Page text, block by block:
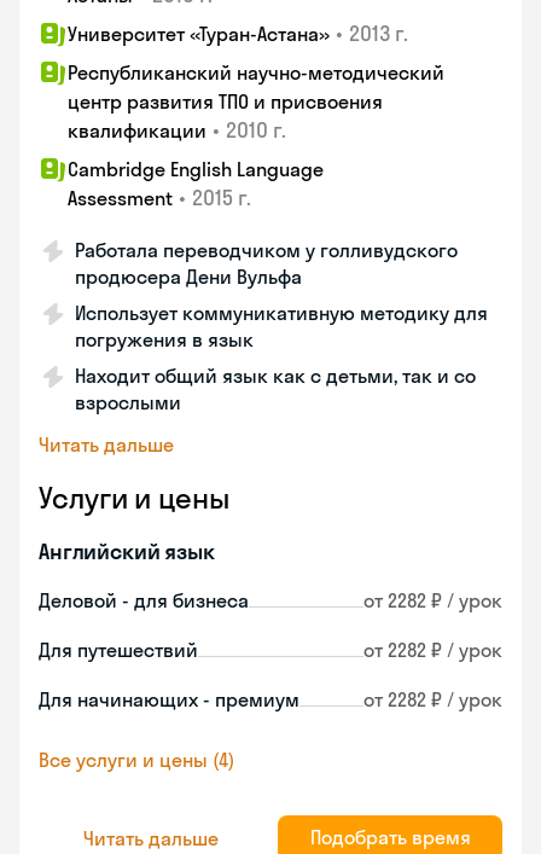
Университет «Туран-Астана» • 2013 г.
Республиканский научно-методический
центр развития ТПО и присвоения
квалификации • 2010 г.
Cambridge English Language
Assessment • 2015 г.
Работала переводчиком у голливудского
продюсера Дени Вульфа
Использует коммуникативную методику для
погружения в язык
Находит общий язык как с детьми, так и со
взрослыми
Читать дальше
Услуги и цены
Английский язык
Деловой - для бизнеса от 2282 ₽ / урок
Для путешествий от 2282 ₽ / урок
Для начинающих - премиум от 2282 ₽ / урок
Все услуги и цены (4)
Читать дальше Подобрать время